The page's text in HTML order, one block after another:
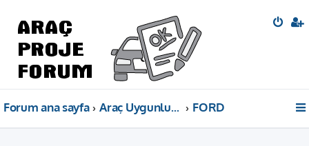
Forum ana sayfa Araç Uygunluk Belgeleri FORD